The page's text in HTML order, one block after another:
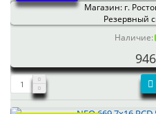
Магазин: г.
Резервный
Наличие: